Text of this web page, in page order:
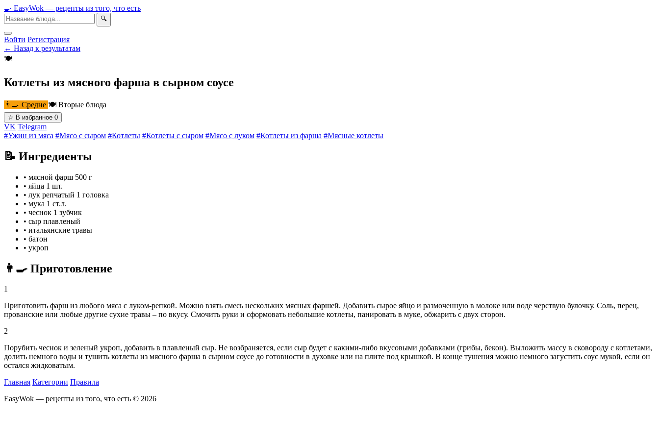
🍳 EasyWok — рецепты из того, что есть
🔍
Войти Регистрация
← Назад к результатам
🍽
Котлеты из мясного фарша в сырном соусе
👨‍🍳 Средне 🍽 Вторые блюда
☆ В избранное 0
VK Telegram
#Ужин из мяса #Мясо с сыром #Котлеты #Котлеты с сыром #Мясо с луком #Котлеты из фарша #Мясные котлеты
📝 Ингредиенты
• мясной фарш 500 г
• яйца 1 шт.
• лук репчатый 1 головка
• мука 1 ст.л.
• чеснок 1 зубчик
• сыр плавленый
• итальянские травы
• батон
• укроп
👨‍🍳 Приготовление
1
Приготовить фарш из любого мяса с луком-репкой. Можно взять смесь нескольких мясных фаршей. Добавить сырое яйцо и размоченную в молоке или воде черствую булочку. Соль, перец,
прованские или любые другие сухие травы – по вкусу. Смочить руки и сформовать небольшие котлеты, панировать в муке, обжарить с двух сторон.
2
Порубить чеснок и зеленый укроп, добавить в плавленый сыр. Не возбраняется, если сыр будет с какими-либо вкусовыми добавками (грибы, бекон). Выложить массу в сковороду с котлетами,
долить немного воды и тушить котлеты из мясного фарша в сырном соусе до готовности в духовке или на плите под крышкой. В конце тушения можно немного загустить соус мукой, если он
остался жидковатым.
Главная Категории Правила
EasyWok — рецепты из того, что есть © 2026